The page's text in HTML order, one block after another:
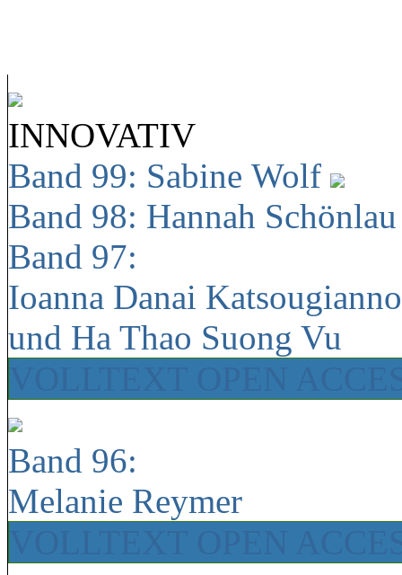
INNOVATIV
Band 99: Sabine Wolf
Band 98: Hannah
Band 97:
Ioanna Danai
und Ha Thao Suong Vu
Band 96:
Melanie Reymer